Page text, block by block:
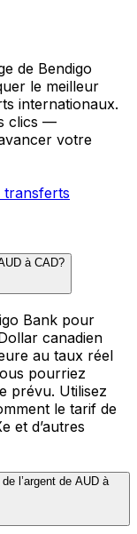
de Bendigo
le meilleur
internationaux.
clics —
votre
transferts
à CAD?
Bank pour
canadien
au taux réel
pourriez
prévu. Utilisez
le tarif de
et d’autres
l’argent de AUD à